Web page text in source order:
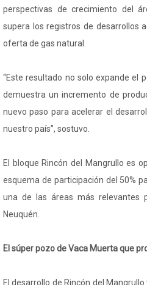
perspectivas de crecimiento del
supera los registros de desarrollos
oferta de gas natural.
“Este resultado no solo expande el
demuestra un incremento de
nuevo paso para acelerar el
nuestro país”, sostuvo.
El bloque Rincón del Mangrullo es
esquema de participación del 50%
una de las áreas más relevantes
Neuquén.
El súper pozo de Vaca Muerta que
El desarrollo de Rincón del